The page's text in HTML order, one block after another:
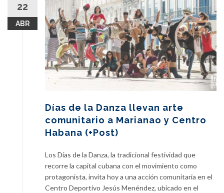
22
ABR
Días de la Danza llevan arte
comunitario a Marianao y Centro
Habana (+Post)
Los Días de la Danza, la tradicional festividad que
recorre la capital cubana con el movimiento como
protagonista, invita hoy a una acción comunitaria en el
Centro Deportivo Jesús Menéndez, ubicado en el